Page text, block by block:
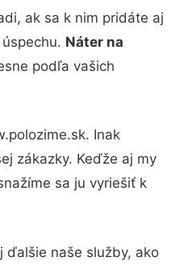
ak sa k nim pridáte aj
Náter na
podľa vašich
Inak
zákazky. Keďže aj my
sa ju vyriešiť k
ďalšie naše služby, ako